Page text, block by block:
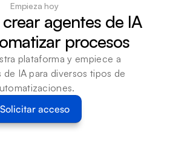
Empieza hoy
agentes de IA
procesos
plataforma y empiece a
de IA para diversos tipos de
Solicitar acceso